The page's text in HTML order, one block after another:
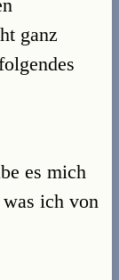
ganz
es mich
ich von